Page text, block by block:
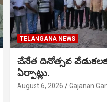
TELANGANA NEWS
చేనేత దినోత్సవ
ఏర్పాట్లు.
August 6, 2026 Gajanan